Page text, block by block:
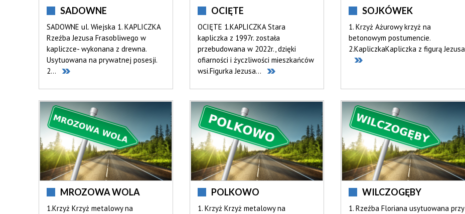
SADOWNE
SADOWNE ul. Wiejska 1. KAPLICZKA
Rzeźba Jezusa Frasobliwego w
kapliczce- wykonana z drewna.
Usytuowana na prywatnej posesji.
2...
OCIĘTE
OCIĘTE 1.KAPLICZKA Stara
kapliczka z 1997r. została
przebudowana w 2022r., dzięki
ofiarności i życzliwości mieszkańców
wsi.Figurka Jezusa...
SOJKÓWEK
1. Krzyż Ażurowy krzyż na
betonowym postumencie.
2.KapliczkaKapliczka z figurą Jezusa
MROZOWA WOLA
1.Krzyż Krzyż metalowy na
POLKOWO
1. Krzyż Krzyż metalowy na
WILCZOGĘBY
1. Rzeźba Floriana usytuowana przy